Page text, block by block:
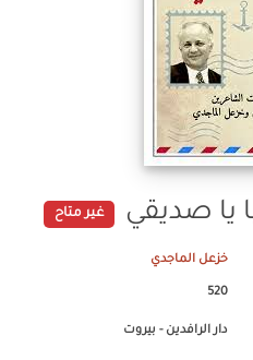
يا صديقي غير متاح
خزعل الماجدي
520
دار الرافدين - بيروت